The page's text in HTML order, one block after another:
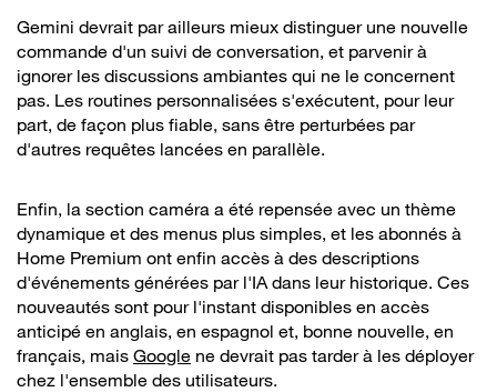
Gemini devrait par ailleurs mieux distinguer une nouvelle
commande d'un suivi de conversation, et parvenir à
ignorer les discussions ambiantes qui ne le concernent
pas. Les routines personnalisées s'exécutent, pour leur
part, de façon plus fiable, sans être perturbées par
d'autres requêtes lancées en parallèle.
Enfin, la section caméra a été repensée avec un thème
dynamique et des menus plus simples, et les abonnés à
Home Premium ont enfin accès à des descriptions
d'événements générées par l'IA dans leur historique. Ces
nouveautés sont pour l'instant disponibles en accès
anticipé en anglais, en espagnol et, bonne nouvelle, en
français, mais Google ne devrait pas tarder à les déployer
chez l'ensemble des utilisateurs.